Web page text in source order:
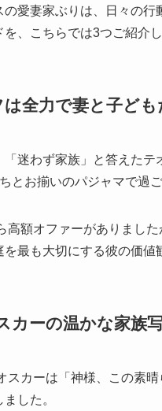
愛妻家ぶりは、日々の
、こちらでは3つご紹介し
は全力で妻と子ども
迷わず家族」と答えた
とお揃いのパジャマで過
高額オファーがありまし
最も大切にする彼の価値
カーの温かな家族
スカーは「神様、この素
した。